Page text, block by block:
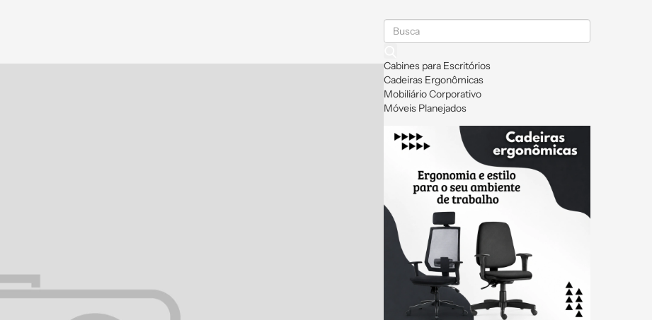
Cabines para Escritórios
Cadeiras Ergonômicas
Mobiliário Corporativo
Móveis Planejados